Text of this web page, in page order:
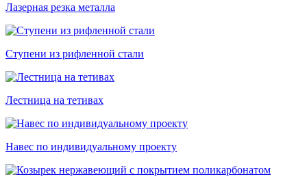
Лазерная резка металла
Ступени из рифленной стали
Лестница на тетивах
Навес по индивидуальному проекту